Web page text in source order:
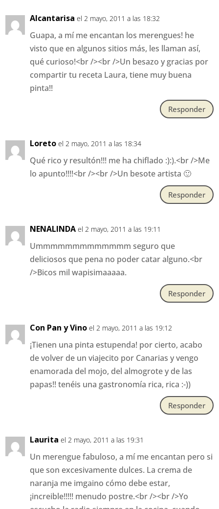
Alcantarisa el 2 mayo, 2011 a las 18:32
Guapa, a mí me encantan los merengues! he
visto que en algunos sitios más, les llaman así,
qué curioso!<br /><br />Un besazo y gracias por
compartir tu receta Laura, tiene muy buena
pinta!!
Responder
Loreto el 2 mayo, 2011 a las 18:34
Qué rico y resultón!!! me ha chiflado :):).<br />Me
lo apunto!!!!<br /><br />Un besote artista 🙂
Responder
NENALINDA el 2 mayo, 2011 a las 19:11
Ummmmmmmmmmmmm seguro que
deliciosos que pena no poder catar alguno.<br
/>Bicos mil wapisimaaaaa.
Responder
Con Pan y Vino el 2 mayo, 2011 a las 19:12
¡Tienen una pinta estupenda! por cierto, acabo
de volver de un viajecito por Canarias y vengo
enamorada del mojo, del almogrote y de las
papas!! tenéis una gastronomía rica, rica :-))
Responder
Laurita el 2 mayo, 2011 a las 19:31
Un merengue fabuloso, a mí me encantan pero si
que son excesivamente dulces. La crema de
naranja me imgaino cómo debe estar,
¡increible!!!!! menudo postre.<br /><br />Yo